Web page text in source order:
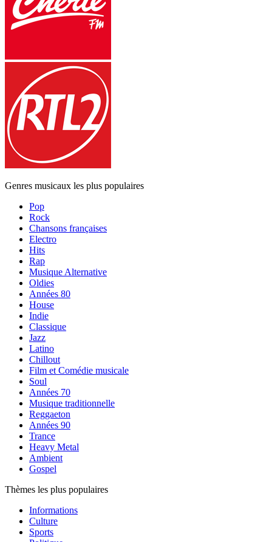
Genres musicaux les plus populaires
Pop
Rock
Chansons françaises
Electro
Hits
Rap
Musique Alternative
Oldies
Années 80
House
Indie
Classique
Jazz
Latino
Chillout
Film et Comédie musicale
Soul
Années 70
Musique traditionnelle
Reggaeton
Années 90
Trance
Heavy Metal
Ambient
Gospel
Thèmes les plus populaires
Informations
Culture
Sports